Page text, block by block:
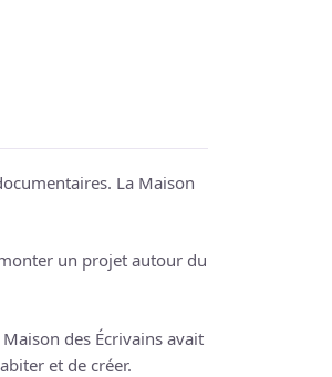
La Maison
un projet autour du
des Écrivains avait
et de créer.